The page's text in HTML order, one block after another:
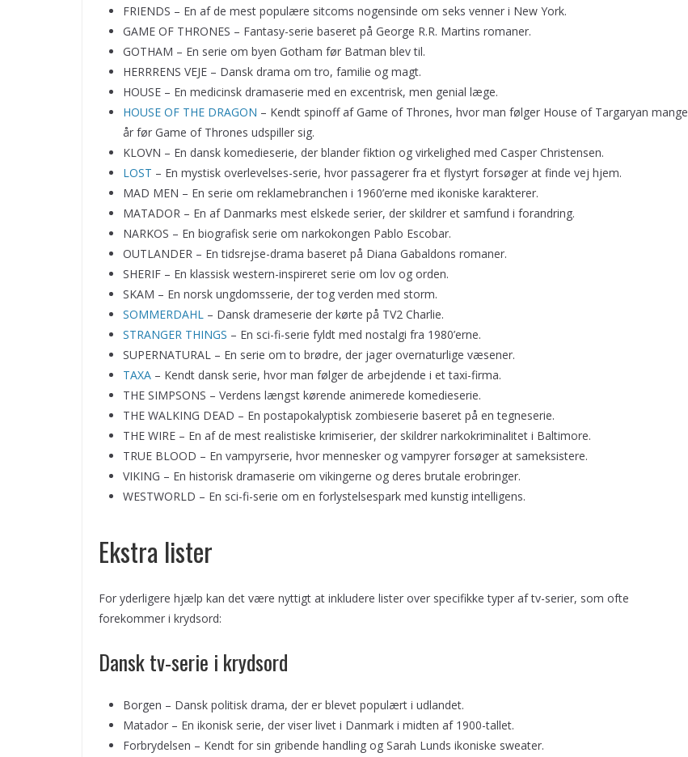
FRIENDS – En af de mest populære sitcoms nogensinde om seks venner i New York.
GAME OF THRONES – Fantasy-serie baseret på George R.R. Martins romaner.
GOTHAM – En serie om byen Gotham før Batman blev til.
HERRRENS VEJE – Dansk drama om tro, familie og magt.
HOUSE – En medicinsk dramaserie med en excentrisk, men genial læge.
HOUSE OF THE DRAGON – Kendt spinoff af Game of Thrones, hvor man følger House of Targaryan mange
år før Game of Thrones udspiller sig.
KLOVN – En dansk komedieserie, der blander fiktion og virkelighed med Casper Christensen.
LOST – En mystisk overlevelses-serie, hvor passagerer fra et flystyrt forsøger at finde vej hjem.
MAD MEN – En serie om reklamebranchen i 1960’erne med ikoniske karakterer.
MATADOR – En af Danmarks mest elskede serier, der skildrer et samfund i forandring.
NARKOS – En biografisk serie om narkokongen Pablo Escobar.
OUTLANDER – En tidsrejse-drama baseret på Diana Gabaldons romaner.
SHERIF – En klassisk western-inspireret serie om lov og orden.
SKAM – En norsk ungdomsserie, der tog verden med storm.
SOMMERDAHL – Dansk drameserie der kørte på TV2 Charlie.
STRANGER THINGS – En sci-fi-serie fyldt med nostalgi fra 1980’erne.
SUPERNATURAL – En serie om to brødre, der jager overnaturlige væsener.
TAXA – Kendt dansk serie, hvor man følger de arbejdende i et taxi-firma.
THE SIMPSONS – Verdens længst kørende animerede komedieserie.
THE WALKING DEAD – En postapokalyptisk zombieserie baseret på en tegneserie.
THE WIRE – En af de mest realistiske krimiserier, der skildrer narkokriminalitet i Baltimore.
TRUE BLOOD – En vampyrserie, hvor mennesker og vampyrer forsøger at sameksistere.
VIKING – En historisk dramaserie om vikingerne og deres brutale erobringer.
WESTWORLD – En sci-fi-serie om en forlystelsespark med kunstig intelligens.
Ekstra lister
For yderligere hjælp kan det være nyttigt at inkludere lister over specifikke typer af tv-serier, som ofte
forekommer i krydsord:
Dansk tv-serie i krydsord
Borgen – Dansk politisk drama, der er blevet populært i udlandet.
Matador – En ikonisk serie, der viser livet i Danmark i midten af 1900-tallet.
Forbrydelsen – Kendt for sin gribende handling og Sarah Lunds ikoniske sweater.